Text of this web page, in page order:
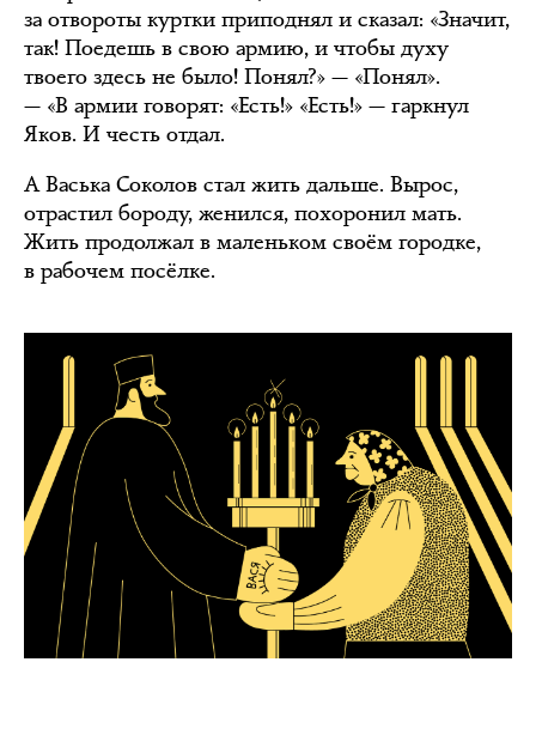
за отвороты куртки приподнял и сказал: «Значит,
так! Поедешь в свою армию, и чтобы духу
твоего здесь не было! Понял?» — «Понял».
— «В армии говорят: «Есть!» «Есть!» — гаркнул
Яков. И честь отдал.
А Васька Соколов стал жить дальше. Вырос,
отрастил бороду, женился, похоронил мать.
Жить продолжал в маленьком своём городке,
в рабочем посёлке.